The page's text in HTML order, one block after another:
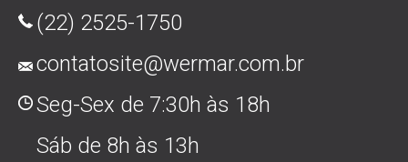
(22) 2525-1750
contatosite@wermar.com.br
Seg-Sex de 7:30h às 18h
Sáb de 8h às 13h